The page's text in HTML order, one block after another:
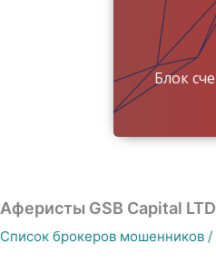
Блок
Аферисты GSB Capital
Список брокеров мошенников /